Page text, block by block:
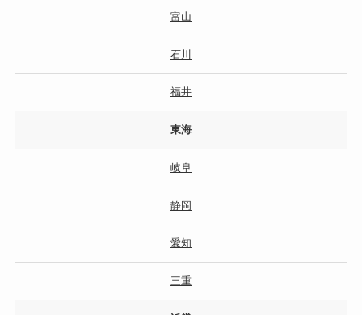
富山
石川
福井
東海
岐阜
静岡
愛知
三重